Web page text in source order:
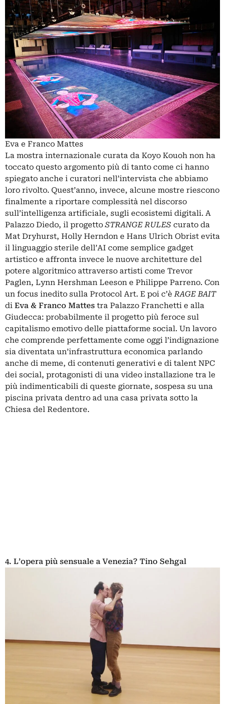
Eva e Franco Mattes
La mostra internazionale curata da Koyo Kouoh non ha
toccato questo argomento più di tanto come ci hanno
spiegato anche i curatori nell’intervista che abbiamo
loro rivolto. Quest’anno, invece, alcune mostre riescono
finalmente a riportare complessità nel discorso
sull’intelligenza artificiale, sugli ecosistemi digitali. A
Palazzo Diedo, il progetto STRANGE RULES curato da
Mat Dryhurst, Holly Herndon e Hans Ulrich Obrist evita
il linguaggio sterile dell’AI come semplice gadget
artistico e affronta invece le nuove architetture del
potere algoritmico attraverso artisti come Trevor
Paglen, Lynn Hershman Leeson e Philippe Parreno. Con
un focus inedito sulla Protocol Art. E poi c’è RAGE BAIT
di Eva & Franco Mattes tra Palazzo Franchetti e alla
Giudecca: probabilmente il progetto più feroce sul
capitalismo emotivo delle piattaforme social. Un lavoro
che comprende perfettamente come oggi l’indignazione
sia diventata un’infrastruttura economica parlando
anche di meme, di contenuti generativi e di talent NPC
dei social, protagonisti di una video installazione tra le
più indimenticabili di queste giornate, sospesa su una
piscina privata dentro ad una casa privata sotto la
Chiesa del Redentore.
4. L’opera più sensuale a Venezia? Tino Sehgal